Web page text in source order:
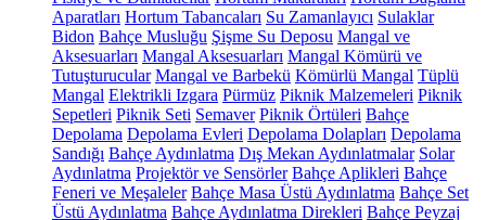
Aparatları Hortum Tabancaları Su Zamanlayıcı Sulaklar
Bidon Bahçe Musluğu Şişme Su Deposu Mangal ve
Aksesuarları Mangal Aksesuarları Mangal Kömürü ve
Tutuşturucular Mangal ve Barbekü Kömürlü Mangal Tüplü
Mangal Elektrikli Izgara Pürmüz Piknik Malzemeleri Piknik
Sepetleri Piknik Seti Semaver Piknik Örtüleri Bahçe
Depolama Depolama Evleri Depolama Dolapları Depolama
Sandığı Bahçe Aydınlatma Dış Mekan Aydınlatmalar Solar
Aydınlatma Projektör ve Sensörler Bahçe Aplikleri Bahçe
Feneri ve Meşaleler Bahçe Masa Üstü Aydınlatma Bahçe Set
Üstü Aydınlatma Bahçe Aydınlatma Direkleri Bahçe Peyzaj